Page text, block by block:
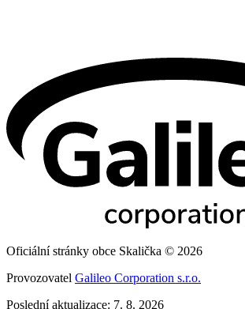
Oficiální stránky obce Skalička © 2026
Provozovatel Galileo Corporation s.r.o.
Poslední aktualizace: 7. 8. 2026